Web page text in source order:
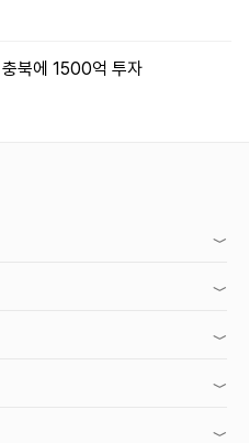
북에 1500억 투자